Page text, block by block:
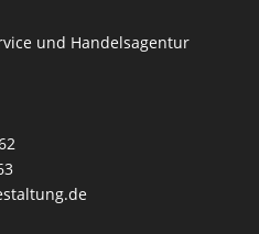
und Handelsagentur